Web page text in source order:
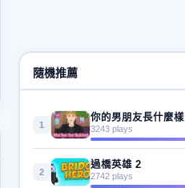
隨機推薦
1
你的男朋友長什麼樣
3243 plays
2
過橋英雄 2
2742 plays